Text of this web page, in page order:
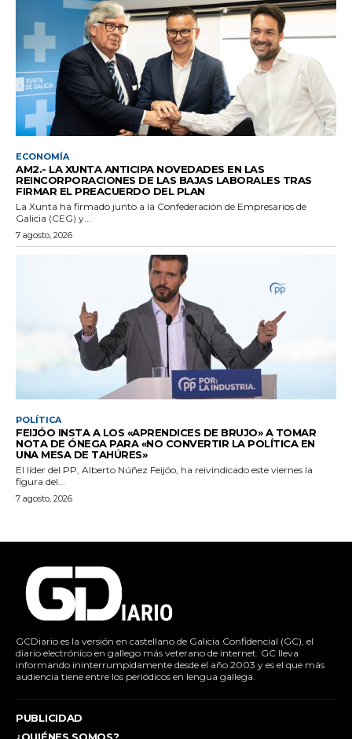
ECONOMÍA
AM2.- LA XUNTA ANTICIPA NOVEDADES EN LAS
REINCORPORACIONES DE LAS BAJAS LABORALES TRAS
FIRMAR EL PREACUERDO DEL PLAN
La Xunta ha firmado junto a la Confederación de Empresarios de
Galicia (CEG) y...
7 agosto, 2026
POLÍTICA
FEIJÓO INSTA A LOS «APRENDICES DE BRUJO» A TOMAR
NOTA DE ÓNEGA PARA «NO CONVERTIR LA POLÍTICA EN
UNA MESA DE TAHÚRES»
El líder del PP, Alberto Núñez Feijóo, ha reivindicado este viernes la
figura del...
7 agosto, 2026
GCDiario es la versión en castellano de Galicia Confidencial (GC), el
diario electrónico en gallego más veterano de internet. GC lleva
informando ininterrumpidamente desde el año 2003 y es el que más
audiencia tiene entre los periódicos en lengua gallega.
PUBLICIDAD
¿QUIÉNES SOMOS?